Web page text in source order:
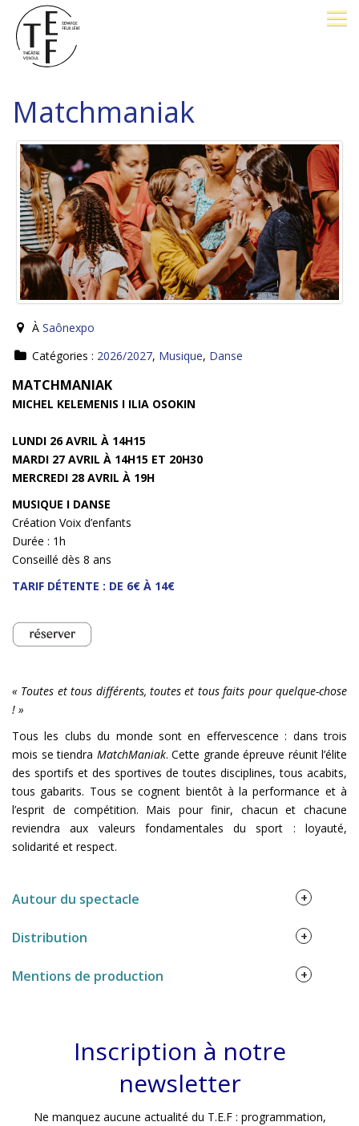
26-27
OPÉRA PROMENADE
FESTIVAL J. BREL
PÔLE D'EXCELLENCE
AVEC VOUS
INFOS
Matchmaniak
À Saônexpo
Catégories : 2026/2027, Musique, Danse
MATCHMANIAK
MICHEL KELEMENIS I ILIA OSOKIN
LUNDI 26 AVRIL À 14H15
MARDI 27 AVRIL À 14H15 ET 20H30
MERCREDI 28 AVRIL À 19H
MUSIQUE I DANSE
Création Voix d’enfants
Durée : 1h
Conseillé dès 8 ans
TARIF DÉTENTE : DE 6€ À 14€
« Toutes et tous différents, toutes et tous faits pour quelque-chose
! »
Tous les clubs du monde sont en effervescence : dans trois
mois se tiendra MatchManiak. Cette grande épreuve réunit l’élite
des sportifs et des sportives de toutes disciplines, tous acabits,
tous gabarits. Tous se cognent bientôt à la performance et à
l’esprit de compétition. Mais pour finir, chacun et chacune
reviendra aux valeurs fondamentales du sport : loyauté,
solidarité et respect.
Autour du spectacle +
Distribution +
LIVRET, CHORÉGRAPHIEMichel Kelemenis d’après Rock & Goal
TRANSMISSION, ADAPTATION
Mentions de production +
Inscription à notre
newsletter
Ne manquez aucune actualité du T.E.F : programmation,